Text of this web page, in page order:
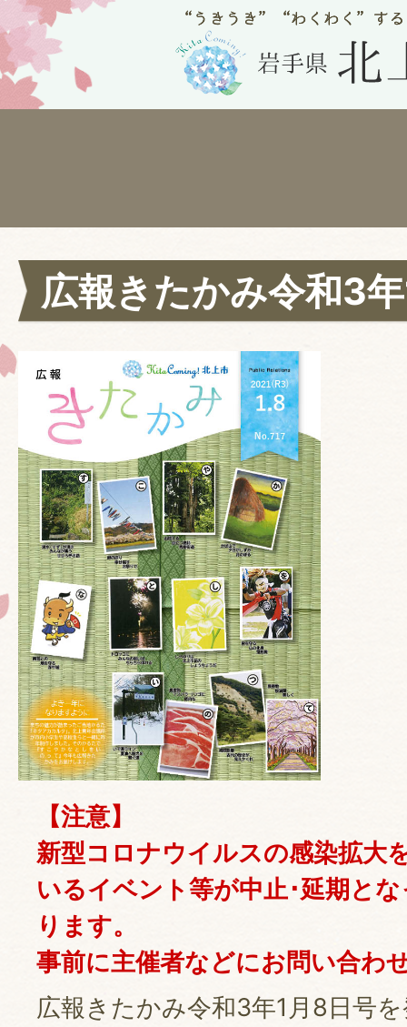
広報きたかみ令和3
【注意】
新型コロナウイルスの感染拡大
いるイベント等が中止･延期と
ります。
事前に主催者などにお問い合わ
広報きたかみ令和3年1月8日号